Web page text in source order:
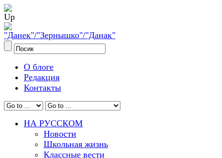
О блоге
Редакция
Контакты
НА РУССКОМ
Новости
Школьная жизнь
Классные вести